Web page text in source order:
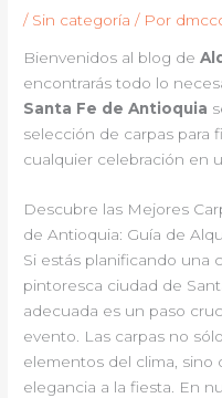
/ Sin categoría / Por
Bienvenidos al blog de
encontrarás todo lo
Santa Fe de Antioquia
selección de carpas para
cualquier celebración en
Descubre las Mejores
de Antioquia: Guía de
Si estás planificando una
pintoresca ciudad de
adecuada es un paso
evento. Las carpas no
elementos del clima,
elegancia a la fiesta. En